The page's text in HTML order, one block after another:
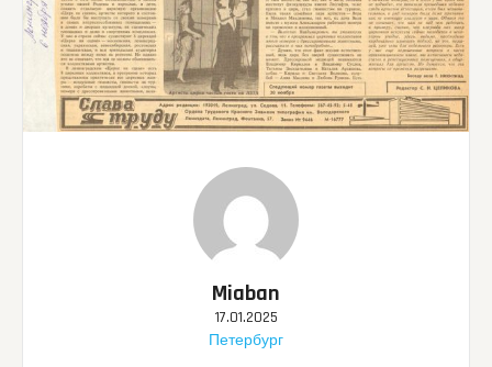
Miaban
17.01.2025
Петербург